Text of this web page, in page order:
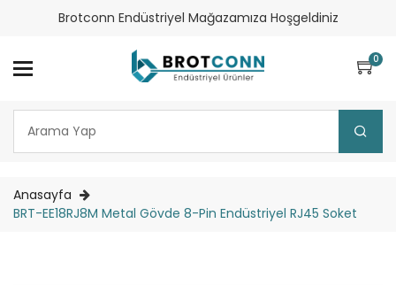
Brotconn Endüstriyel Mağazamıza Hoşgeldiniz
0
Anasayfa
BRT-EE18RJ8M Metal Gövde 8-Pin Endüstriyel RJ45 Soket